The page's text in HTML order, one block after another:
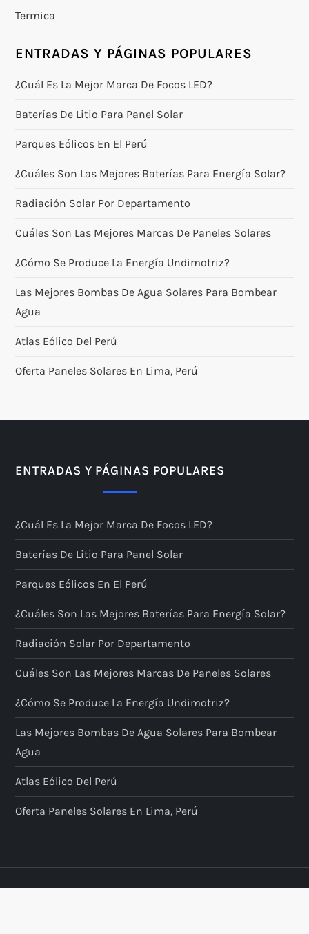
Termica
ENTRADAS Y PÁGINAS POPULARES
¿Cuál Es La Mejor Marca De Focos LED?
Baterías De Litio Para Panel Solar
Parques Eólicos En El Perú
¿Cuáles Son Las Mejores Baterías Para Energía Solar?
Radiación Solar Por Departamento
Cuáles Son Las Mejores Marcas De Paneles Solares
¿Cómo Se Produce La Energía Undimotriz?
Las Mejores Bombas De Agua Solares Para Bombear
Agua
Atlas Eólico Del Perú
Oferta Paneles Solares En Lima, Perú
ENTRADAS Y PÁGINAS POPULARES
¿Cuál Es La Mejor Marca De Focos LED?
Baterías De Litio Para Panel Solar
Parques Eólicos En El Perú
¿Cuáles Son Las Mejores Baterías Para Energía Solar?
Radiación Solar Por Departamento
Cuáles Son Las Mejores Marcas De Paneles Solares
¿Cómo Se Produce La Energía Undimotriz?
Las Mejores Bombas De Agua Solares Para Bombear
Agua
Atlas Eólico Del Perú
Oferta Paneles Solares En Lima, Perú